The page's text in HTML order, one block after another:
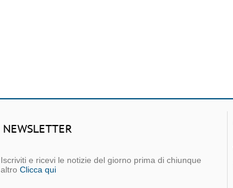
NEWSLETTER
Iscriviti e ricevi le notizie del giorno prima di chiunque
altro Clicca qui